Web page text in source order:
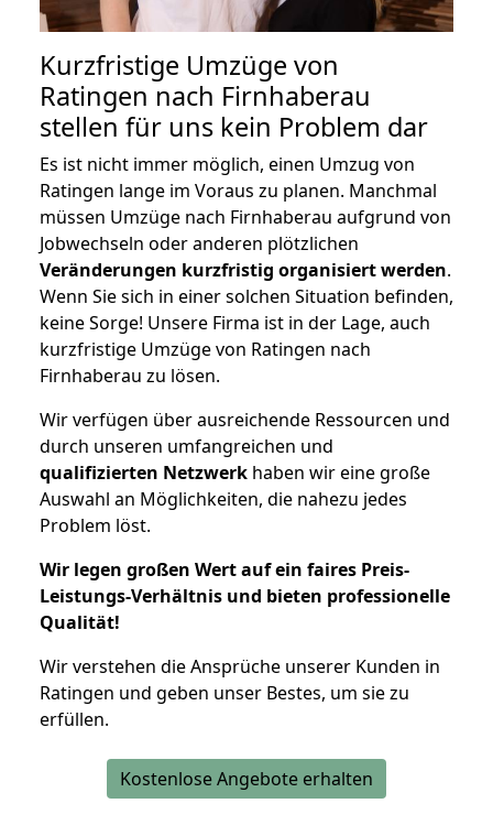
Kurzfristige Umzüge von
Ratingen nach Firnhaberau
stellen für uns kein Problem dar
Es ist nicht immer möglich, einen Umzug von
Ratingen lange im Voraus zu planen. Manchmal
müssen Umzüge nach Firnhaberau aufgrund von
Jobwechseln oder anderen plötzlichen
Veränderungen kurzfristig organisiert werden.
Wenn Sie sich in einer solchen Situation befinden,
keine Sorge! Unsere Firma ist in der Lage, auch
kurzfristige Umzüge von Ratingen nach
Firnhaberau zu lösen.
Wir verfügen über ausreichende Ressourcen und
durch unseren umfangreichen und
qualifizierten Netzwerk haben wir eine große
Auswahl an Möglichkeiten, die nahezu jedes
Problem löst.
Wir legen großen Wert auf ein faires Preis-
Leistungs-Verhältnis und bieten professionelle
Qualität!
Wir verstehen die Ansprüche unserer Kunden in
Ratingen und geben unser Bestes, um sie zu
erfüllen.
Kostenlose Angebote erhalten